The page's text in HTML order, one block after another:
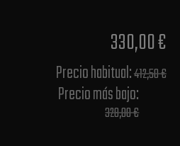
330,00 €
Precio habitual​:412,50 €
Precio más bajo​:
328,00 €